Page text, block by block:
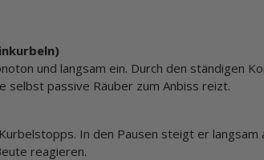
und langsam ein. Durch den ständigen
selbst passive Räuber zum Anbiss reizt.
In den Pausen steigt er
reagieren.